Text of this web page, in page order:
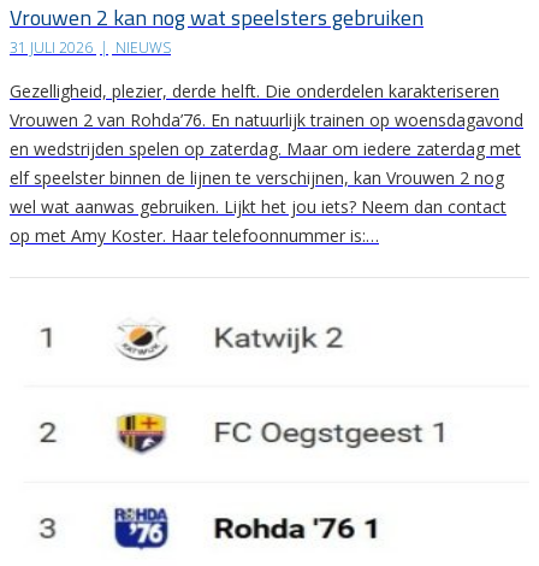
Vrouwen 2 kan nog wat speelsters gebruiken
31 JULI 2026 | NIEUWS
Gezelligheid, plezier, derde helft. Die onderdelen karakteriseren
Vrouwen 2 van Rohda’76. En natuurlijk trainen op woensdagavond
en wedstrijden spelen op zaterdag. Maar om iedere zaterdag met
elf speelster binnen de lijnen te verschijnen, kan Vrouwen 2 nog
wel wat aanwas gebruiken. Lijkt het jou iets? Neem dan contact
op met Amy Koster. Haar telefoonnummer is:…